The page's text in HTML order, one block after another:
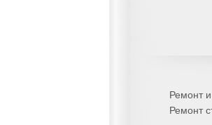
Ремонт
Ремонт